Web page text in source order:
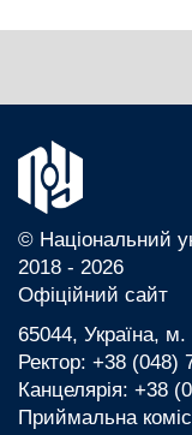
© Національний
2018 - 2026
Офіційний сайт
65044, Україна,
Ректор: +38 (048)
Канцелярія: +38
Приймальна